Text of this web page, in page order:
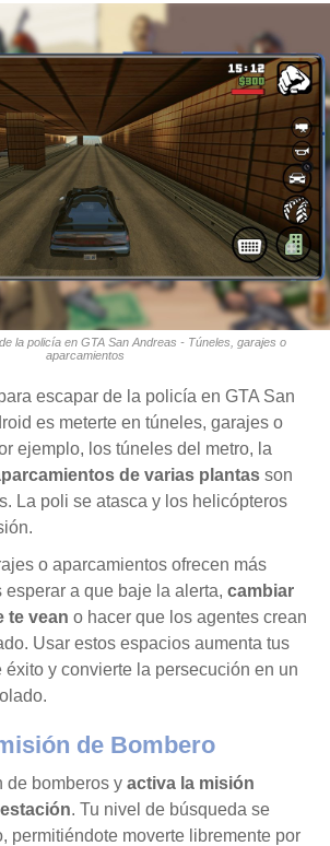
la policía en GTA San Andreas - Túneles, garajes o
aparcamientos
escapar de la policía en GTA San
es meterte en túneles, garajes o
ejemplo, los túneles del metro, la
de varias plantas son
La poli se atasca y los helicópteros
o aparcamientos ofrecen más
a que baje la alerta, cambiar
te vean o hacer que los agentes crean
Usar estos espacios aumenta tus
y convierte la persecución en un
de Bombero
de bomberos y activa la misión
. Tu nivel de búsqueda se
permitiéndote moverte libremente por